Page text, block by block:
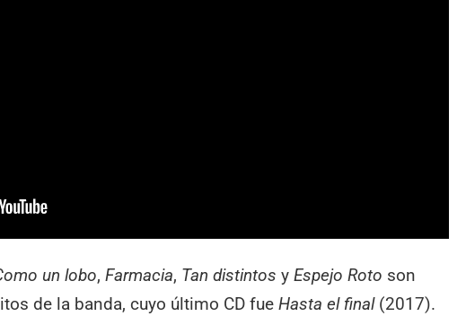
un lobo,Farmacia, Tan distintos yEspejo Roto son
de la banda, cuyo último CD fueHasta el final(2017).